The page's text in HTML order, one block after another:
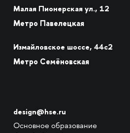
Малая Пионерская ул., 12
Метро Павелецкая
Измайловское шоссе, 44с2
Метро Семёновская
design@hse.ru
Основное образование